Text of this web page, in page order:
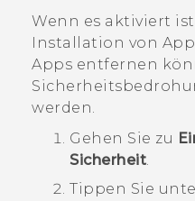
Wenn es aktiviert
Installation von
Apps entfernen
werden.
Gehen Sie zu
Sicherheit.
Tippen Sie